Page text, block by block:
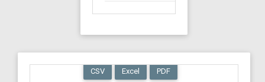
CSV Excel PDF